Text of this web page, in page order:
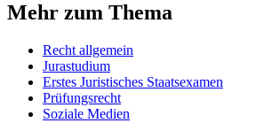
Mehr zum Thema
Recht allgemein
Jurastudium
Erstes Juristisches Staatsexamen
Prüfungsrecht
Soziale Medien